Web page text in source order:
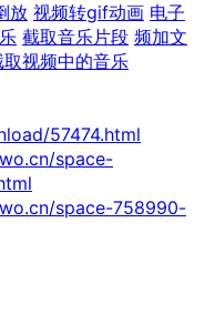
放 视频转gif动画 电子
截取音乐片段 频加文
取视频中的音乐
57474.html
space-
space-758990-